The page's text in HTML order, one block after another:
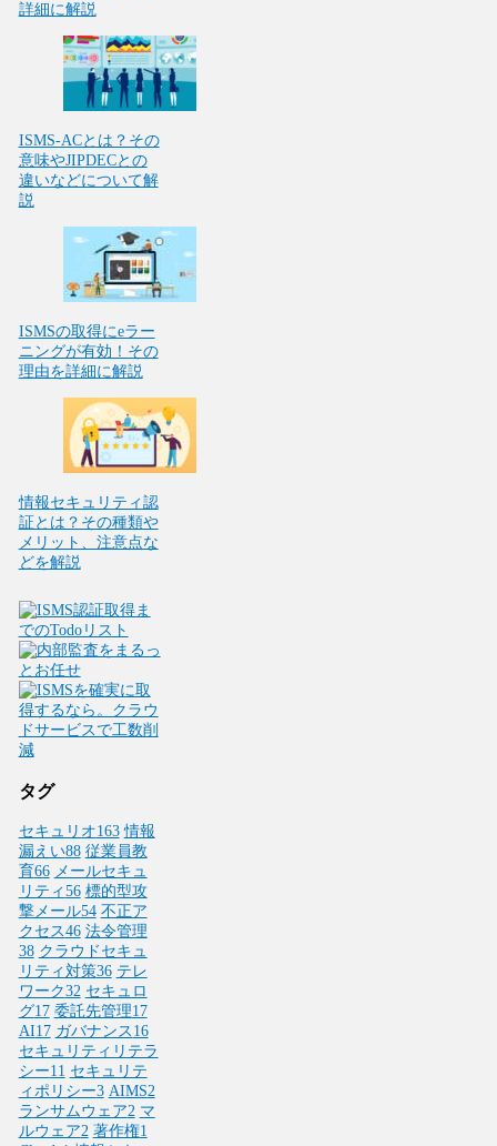
詳細に解説
ISMS-ACとは？その
意味やJIPDECとの
違いなどについて解
説
ISMSの取得にeラー
ニングが有効！その
理由を詳細に解説
情報セキュリティ認
証とは？その種類や
メリット、注意点な
どを解説
タグ
セキュリオ163 情報
漏えい88 従業員教
育66 メールセキュ
リティ 56 標的型攻
撃メール54 不正ア
クセス46 法令管理
38 クラウドセキュ
リティ対策36 テレ
ワーク32 セキュロ
グ17 委託先管理17
AI17 ガバナンス 16
セキュリティリテラ
シー11 セキュリテ
ィポリシー3 AIMS2
ランサムウェア2 マ
ルウェア2 著作権1